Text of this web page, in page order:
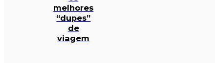
melhores
“dupes”
de
viagem